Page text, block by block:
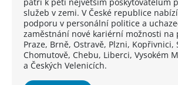
služeb v zemi. V České republice
podporu v personální politice a
zaměstnání nové kariérní možnosti na
Praze, Brně, Ostravě, Plzni, Kopřivnici,
Chomutově, Chebu, Liberci, Vysokém
a Českých Velenicích.